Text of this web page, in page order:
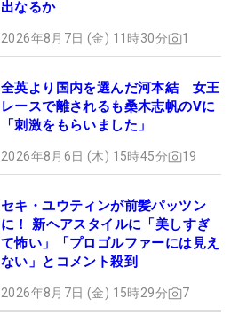
出なるか
2026年8月7日 (金) 11時30分 1
全英より国内を選んだ河本結 女王
レースで離されるも桑木志帆のVに
「刺激をもらいました」
2026年8月6日 (木) 15時45分 19
セキ・ユウティンが前髪パッツン
に！ 新ヘアスタイルに「美しすぎ
て怖い」「プロゴルファーには見え
ない」とコメント殺到
2026年8月7日 (金) 15時29分 7